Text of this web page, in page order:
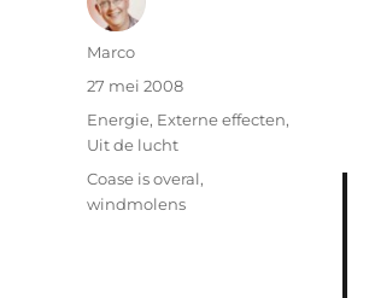
Auteur
Marco
Geplaatst
27 mei 2008
Categorieën
Energie, Externe effecten,
Uit de lucht
Tags
Coase is overal,
windmolens